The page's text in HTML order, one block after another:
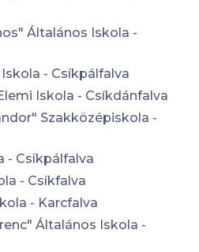
Általános Iskola -
- Csíkpálfalva
Iskola - Csíkdánfalva
Szakközépiskola -
- Csíkpálfalva
- Csíkfalva
- Karcfalva
Általános Iskola -